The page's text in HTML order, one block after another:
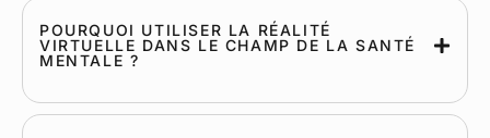
POURQUOI UTILISER LA RÉALITÉ
VIRTUELLE DANS LE CHAMP DE LA SANTÉ
MENTALE ?